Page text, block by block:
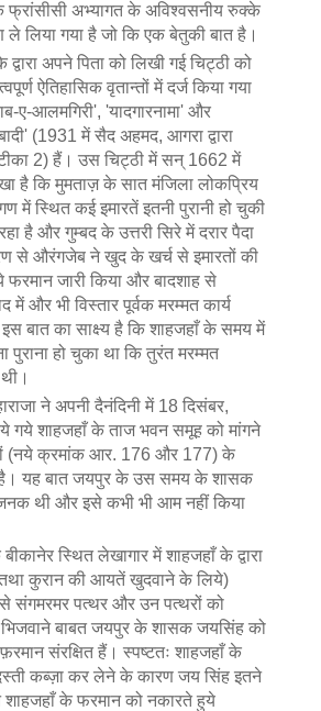
फ्रांसीसी अभ्यागत के अविश्वसनीय रुक्के
लिया गया है जो कि एक बेतुकी बात है।
अपने पिता को लिखी गई चिट्ठी को
ऐतिहासिक वृतान्तों में दर्ज किया गया
ए-आलमगिरी', 'यादगारनामा' और
(1931 में सैद अहमद, आगरा द्वारा
2) हैं। उस चिट्ठी में सन् 1662 में
है कि मुमताज़ के सात मंजिला लोकप्रिय
में स्थित कई इमारतें इतनी पुरानी हो चुकी
है और गुम्बद के उत्तरी सिरे में दरार पैदा
से औरंगजेब ने खुद के खर्च से इमारतों की
जारी किया और बादशाह से
में और भी विस्तार पूर्वक मरम्मत कार्य
बात का साक्ष्य है कि शाहजहाँ के समय में
पुराना हो चुका था कि तुरंत मरम्मत
ने अपनी दैनंदिनी में 18 दिसंबर,
गये शाहजहाँ के ताज भवन समूह को मांगने
(नये क्रमांक आर. 176 और 177) के
है। यह बात जयपुर के उस समय के शासक
थी और इसे कभी भी आम नहीं किया
स्थित लेखागार में शाहजहाँ के द्वारा
कुरान की आयतें खुदवाने के लिये)
संगमरमर पत्थर और उन पत्थरों को
भिजवाने बाबत जयपुर के शासक जयसिंह को
संरक्षित हैं। स्पष्टतः शाहजहाँ के
कब्ज़ा कर लेने के कारण जय सिंह इतने
शाहजहाँ के फरमान को नकारते हुये